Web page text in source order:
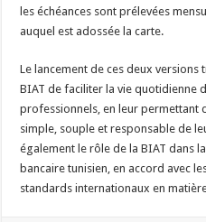
les échéances sont prélevées
auquel est adossée la carte.
Le lancement de ces deux versions
BIAT de faciliter la vie quotidienne
professionnels, en leur permettant
simple, souple et responsable de
également le rôle de la BIAT dans
bancaire tunisien, en accord avec
standards internationaux en